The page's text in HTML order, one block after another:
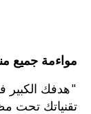
مواءمة جميع
"هدفك الكبير
تقنياتك تحت